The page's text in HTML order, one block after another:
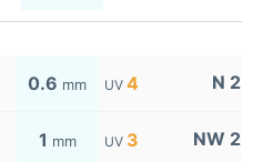
0.6 mm UV 4 N 2
1 mm UV 3 NW 2